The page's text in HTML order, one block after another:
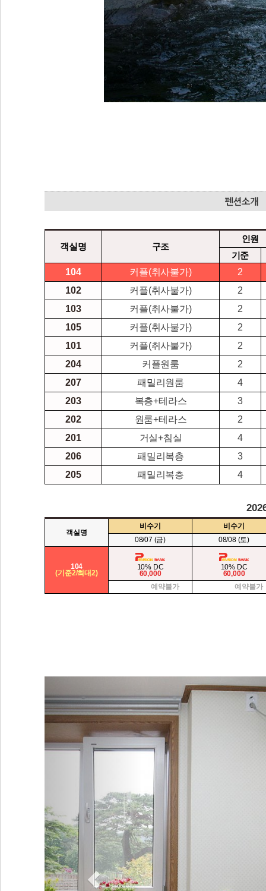
객실명 구조
인원
기준
104
커플(취사불가)
2
102
커플(취사불가)
2
103
커플(취사불가)
2
105
커플(취사불가)
2
101
커플(취사불가)
2
204
커플원룸
2
207
패밀리원룸
4
203
복층+테라스
3
202
원룸+테라스
2
201
거실+침실
4
206
패밀리복층
3
205
패밀리복층 4